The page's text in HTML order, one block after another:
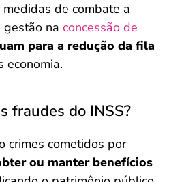
de combate a
na concessão de
para a redução da fila
economia.
fraudes do INSS?
crimes cometidos por
ou manter benefícios